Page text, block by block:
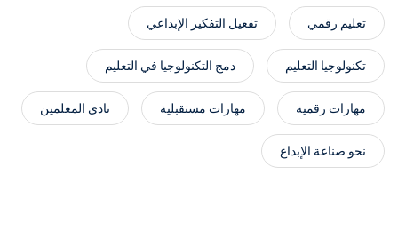
تعليم رقمي تفعيل التفكير الإبداعي
تكنولوجيا التعليم دمج التكنولوجيا في التعليم
مهارات رقمية مهارات مستقبلية نادي المعلمين
نحو صناعة الإبداع